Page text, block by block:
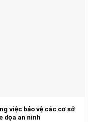
việc bảo vệ các cơ sở
dọa an ninh